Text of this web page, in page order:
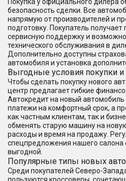
безопасность сделки. Все
напрямую от производителей и
подготовку. Покупатель
сервисную поддержку и
технического обслуживания в
Дополнительно доступны
автомобиля и установка
Выгодные условия покупки
Чтобы сделать покупку нового
центр предлагает гибкие
Автокредит на новый
платежи на комфортный срок, а
как частным клиентам, так и
обменять старую машину на
расходы и время на продажу.
спецпредложения нашего салона
выгодной.
Популярные типы новых
Среди покупателей Северо-